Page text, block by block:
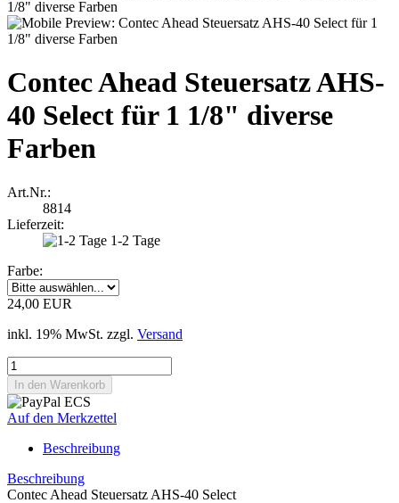
Contec Ahead Steuersatz AHS-
40 Select für 1 1/8" diverse
Farben
Art.Nr.:
8814
Lieferzeit:
1-2 Tage
Farbe:
24,00 EUR
inkl. 19% MwSt. zzgl. Versand
Auf den Merkzettel
Beschreibung
Beschreibung
Contec Ahead Steuersatz AHS-40 Select